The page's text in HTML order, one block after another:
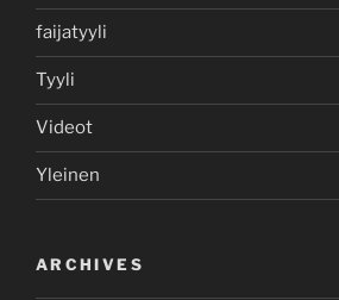
faijatyyli
Tyyli
Videot
Yleinen
ARCHIVES